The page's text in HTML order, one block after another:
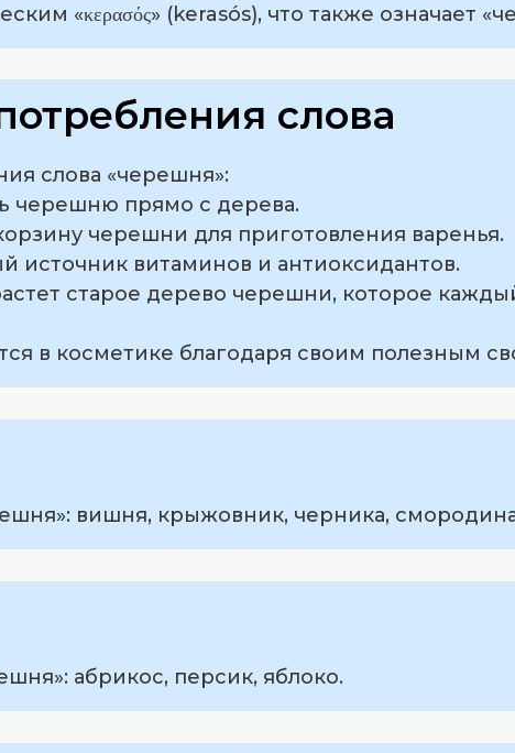
«κερασός» (kerasós), что также означает
слова
слова «черешня»:
черешню прямо с дерева.
черешни для приготовления варенья.
источник витаминов и антиоксидантов.
старое дерево черешни, которое
в косметике благодаря своим полезным
вишня, крыжовник, черника,
абрикос, персик, яблоко.